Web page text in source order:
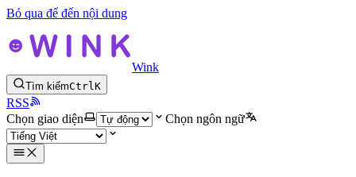
Bỏ qua để đến nội dung
Wink
Tìm kiếmCtrlK
RSS
Chọn giao diện
Chọn ngôn ngữ